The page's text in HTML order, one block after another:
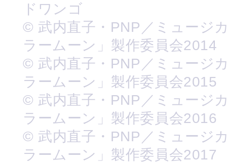
ドワンゴ
© 武内直子・PNP／ミュージ
ラームーン」製作委員会2014
© 武内直子・PNP／ミュージ
ラームーン」製作委員会2015
© 武内直子・PNP／ミュージ
ラームーン」製作委員会2016
© 武内直子・PNP／ミュージ
ラームーン」製作委員会2017